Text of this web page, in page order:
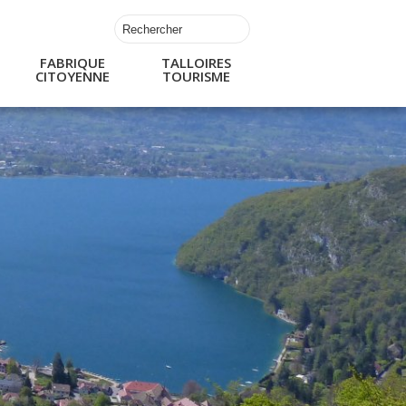
FABRIQUE
CITOYENNE
TALLOIRES
TOURISME